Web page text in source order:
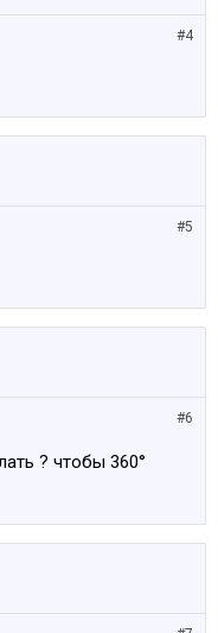
#4
#5
#6
? чтобы 360°